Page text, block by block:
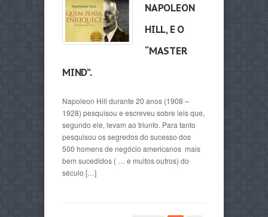
NAPOLEON
HILL, E O
“MASTER
MIND”.
Napoleon Hill durante 20 anos (1908 –
1928) pesquisou e escreveu sobre leis que,
segundo ele, levam ao triunfo. Para tanto
pesquisou os segredos do sucesso dos
500 homens de negócio americanos mais
bem sucedidos ( … e muitos outros) do
século […]